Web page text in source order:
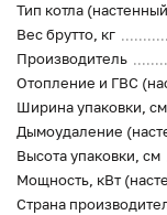
Тип котла
Вес брутто, кг
Производитель
Отопление и ГВС
Ширина упаковки, см
Дымоудаление
Высота упаковки, см
Мощность, кВт
Страна